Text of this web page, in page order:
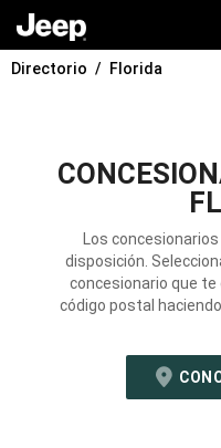
Directorio Florida
Los
disposición.
concesionario que te
código postal